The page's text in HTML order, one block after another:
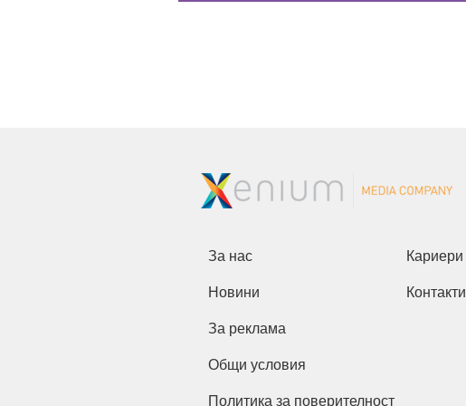
За нас Кариери
Новини Контакти
За реклама
Общи условия
Политика за поверителност